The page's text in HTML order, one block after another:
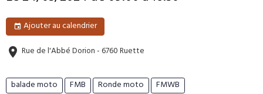
Ajouter au calendrier
Rue de l'Abbé Dorion - 6760 Ruette
balade moto FMB Ronde moto
FMWB